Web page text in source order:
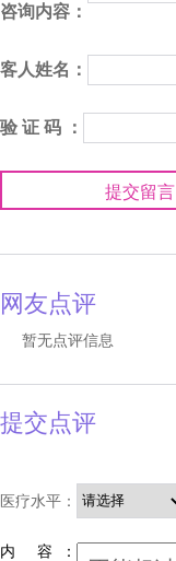
咨询内容：
客人姓名：
验 证 码 ：
提交留言
网友点评
暂无点评信息
提交点评
医疗水平：
内 容 ：